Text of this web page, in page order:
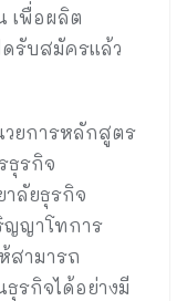
เพื่อผลิต
รับสมัครแล้ว
ยการหลักสูตร
ธุรกิจ
ลัยธุรกิจ
ญญาโทการ
สามารถ
ธุรกิจได้อย่างมี